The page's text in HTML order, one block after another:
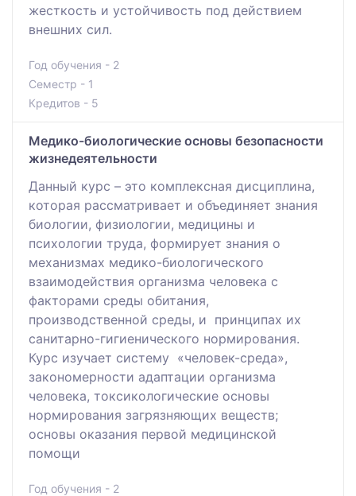
жесткость и устойчивость под действием
внешних сил.
Год обучения - 2
Семестр - 1
Кредитов - 5
Медико-биологические основы безопасности
жизнедеятельности
Данный курс – это комплексная дисциплина,
которая рассматривает и объединяет знания
биологии, физиологии, медицины и
психологии труда, формирует знания о
механизмах медико-биологического
взаимодействия организма человека с
факторами среды обитания,
производственной среды, и принципах их
санитарно-гигиенического нормирования.
Курс изучает систему «человек-среда»,
закономерности адаптации организма
человека, токсикологические основы
нормирования загрязняющих веществ;
основы оказания первой медицинской
помощи
Год обучения - 2